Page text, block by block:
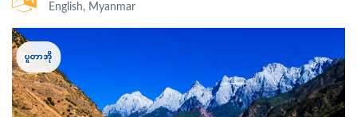
English, Myanmar